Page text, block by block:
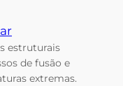
estruturais
de fusão e
extremas.